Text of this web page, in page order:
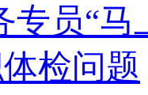
专员“马
检问题